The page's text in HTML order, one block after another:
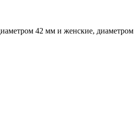
42 мм и женские, диаметром